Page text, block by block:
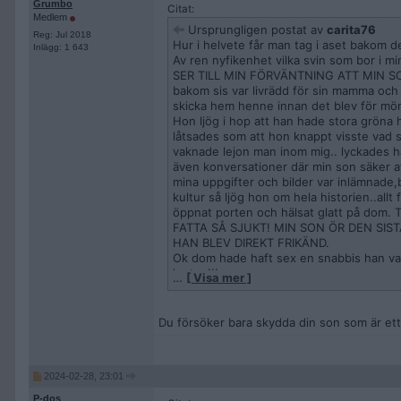
Grumbo
Medlem
Reg: Jul 2018
Inlägg: 1 643
Citat:
Ursprungligen postat av carita76
Hur i helvete får man tag i aset bakom
Av ren nyfikenhet vilka svin som bor i
SER TILL MIN FÖRVÄNTNING ATT MIN
bakom sis var livrädd för sin mamma
skicka hem henne innan det blev för
Hon ljög i hop att han hade stora gröna
låtsades som att hon knappt visste vad
vaknade lejon man inom mig.. lyckades
även konversationer där min son säker
mina uppgifter och bilder var
kultur så ljög hon om hela historien..allt
öppnat porten och hälsat glatt på dom.
FATTA SÅ SJUKT! MIN SON ÖR DEN
HAN BLEV DIREKT FRIKÄND.
Ok dom hade haft sex en snabbis han
kartan!!!
Gode gud ge mig sinnesro eller en
blev frikänd tillslut..när naken bilderna
… [ Visa mer ]
Du försöker bara skydda din son som är
2024-02-28, 23:01
P-dos